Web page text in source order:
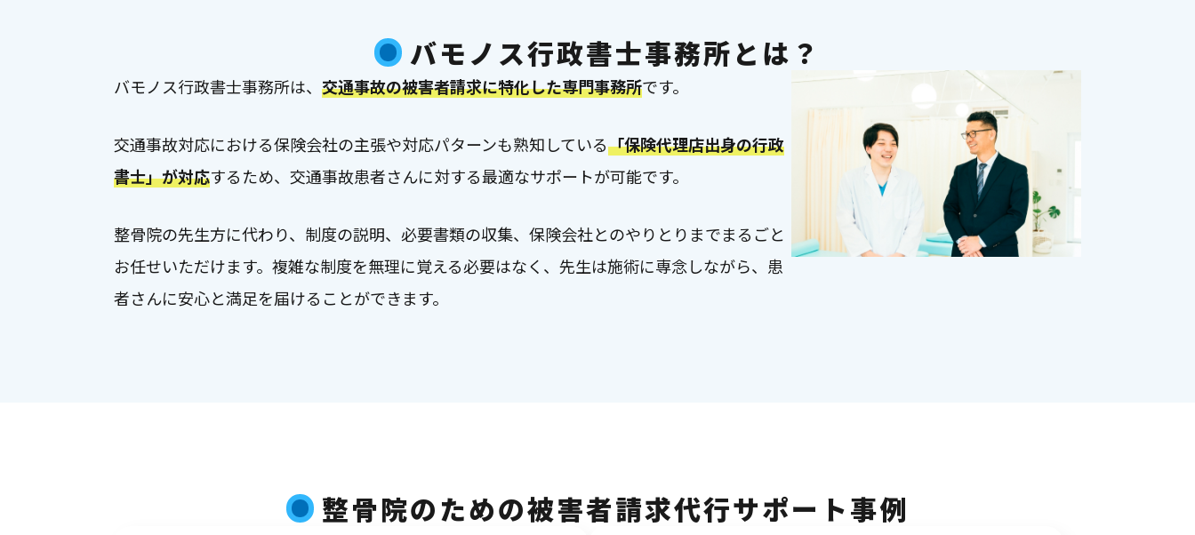
バモノス行政書士事務所とは？
バモノス行政書士事務所は、 交通事故の被害者請求に特化した専門事務所です。
交通事故対応における保険会社の主張や対応パターンも熟知している「保険代理店出身の行政
書士」が対応するため、交通事故患者さんに対する最適なサポートが可能です。
整骨院の先生方に代わり、制度の説明、必要書類の収集、保険会社とのやりとりまでまるごと
お任せいただけます。 複雑な制度を無理に覚える必要はなく、先生は施術に専念しながら、患
者さんに安心と満足を届けることができます。
整骨院のための被害者請求代行サポート事例